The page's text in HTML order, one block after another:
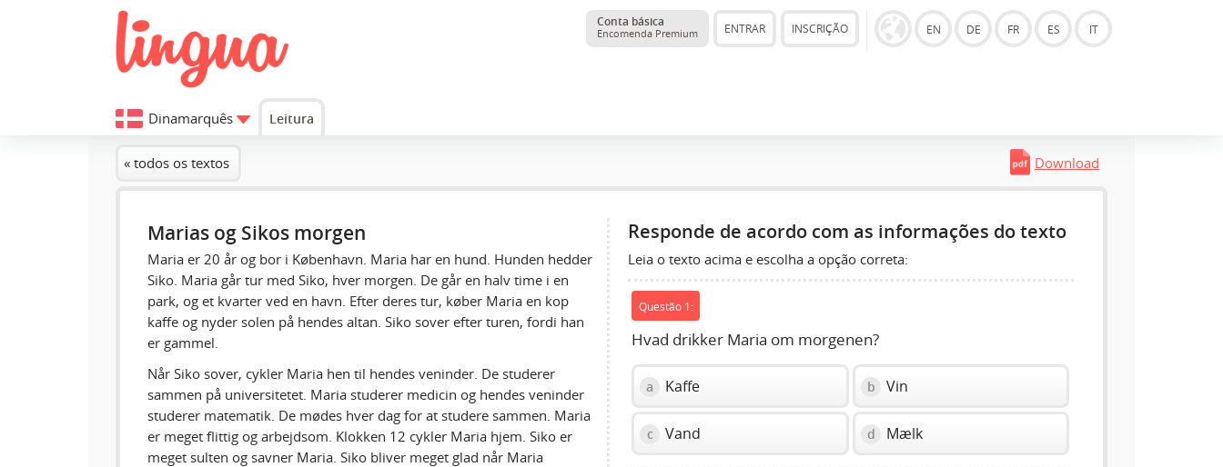
Conta básica
Encomenda Premium ENTRAR INSCRIÇÃO EN DE FR ES IT
Dinamarquês Leitura
« todos os textos Download
Marias og Sikos morgen
Maria er 20 år og bor i København. Maria har en hund. Hunden hedder
Siko. Maria går tur med Siko, hver morgen. De går en halv time i en
park, og et kvarter ved en havn. Efter deres tur, køber Maria en kop
kaffe og nyder solen på hendes altan. Siko sover efter turen, fordi han
er gammel.
Når Siko sover, cykler Maria hen til hendes veninder. De studerer
sammen på universitetet. Maria studerer medicin og hendes veninder
studerer matematik. De mødes hver dag for at studere sammen. Maria
er meget flittig og arbejdsom. Klokken 12 cykler Maria hjem. Siko er
meget sulten og savner Maria. Siko bliver meget glad når Maria
Responde de acordo com as informações do texto
Leia o texto acima e escolha a opção correta:
Questão 1:
Hvad drikker Maria om morgenen?
a Kaffe b Vin
c Vand d Mælk